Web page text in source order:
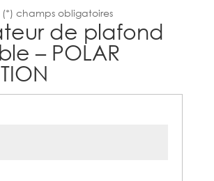
(*) champs obligatoires
de plafond
– POLAR